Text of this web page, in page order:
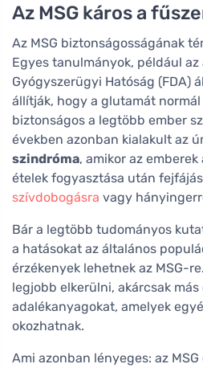
Az MSG káros a
Az MSG biztonságosságának
Egyes tanulmányok, például
Gyógyszerügyi Hatóság (FDA)
állítják, hogy a glutamát
biztonságos a legtöbb ember
években azonban kialakult az
szindróma, amikor az
ételek fogyasztása után
szívdobogásra vagy
Bár a legtöbb tudományos
a hatásokat az általános
érzékenyek lehetnek az MSG-
legjobb elkerülni, akárcsak más
adalékanyagokat, amelyek
okozhatnak.
Ami azonban lényeges: az